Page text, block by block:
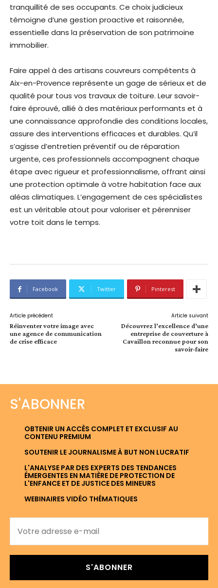
tranquillité de ses occupants. Ce choix judicieux
témoigne d’une gestion proactive et raisonnée,
essentielle dans la préservation de son patrimoine
immobilier.
Faire appel à des artisans couvreurs compétents à
Aix-en-Provence représente un gage de sérieux et de
qualité pour tous vos travaux de toiture. Leur savoir-
faire éprouvé, allié à des matériaux performants et à
une connaissance approfondie des conditions locales,
assure des interventions efficaces et durables. Qu’il
s’agisse d’entretien préventif ou de réparation
urgente, ces professionnels accompagnent chaque
étape avec rigueur et professionnalisme, offrant ainsi
une protection optimale à votre habitation face aux
aléas climatiques. L’engagement de ces spécialistes
est un véritable atout pour valoriser et pérenniser
votre toit dans le temps.
Facebook Twitter Pinterest
Article précédent
Réinventer votre image avec
une agence de communication
de crise efficace
Article suivant
Découvrez l’excellence d’une
entreprise de couverture à
Cavaillon reconnue pour son
savoir-faire
S'ABONNER
OBTENIR UN ACCÈS COMPLET ET EXCLUSIF AU
CONTENU PREMIUM
SOUTENIR LE JOURNALISME À BUT NON LUCRATIF
L'ANALYSE PAR DES EXPERTS DES TENDANCES
ÉMERGENTES EN MATIÈRE DE PROTECTION DE
L'ENFANCE ET DE JUSTICE DES MINEURS
WEBINAIRES VIDÉO THÉMATIQUES
S'ABONNER